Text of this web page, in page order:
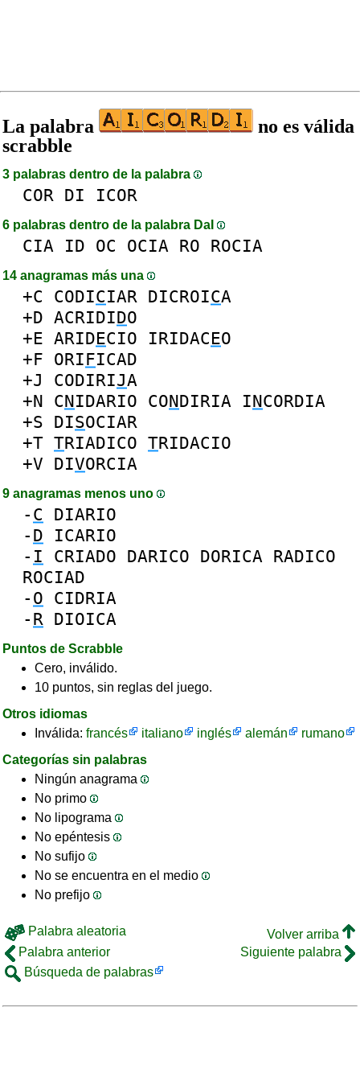
La palabra
no es válida
scrabble
3 palabras dentro de la palabra
COR DI ICOR
6 palabras dentro de la palabra DaI
CIA ID OC OCIA RO ROCIA
14 anagramas más una
+C CODICIAR DICROICA
+D ACRIDIDO
+E ARIDECIO IRIDACEO
+F ORIFICAD
+J CODIRIJA
+N CNIDARIO CONDIRIA INCORDIA
+S DISOCIAR
+T TRIADICO TRIDACIO
+V DIVORCIA
9 anagramas menos uno
- C
DIARIO
- D
ICARIO
- I CRIADO DARICO DORICA RADICO
ROCIAD
- O CIDRIA
- R DIOICA
Puntos de Scrabble
Cero, inválido.
10 puntos, sin reglas del juego.
Otros idiomas
Inválida: francés italiano inglés alemán
rumano
Categorías sin palabras
Ningún anagrama
No primo
No lipograma
No epéntesis
No sufijo
No se encuentra en el medio
No prefijo
Palabra aleatoria
Volver arriba
Palabra anterior
Siguiente palabra
Búsqueda de palabras